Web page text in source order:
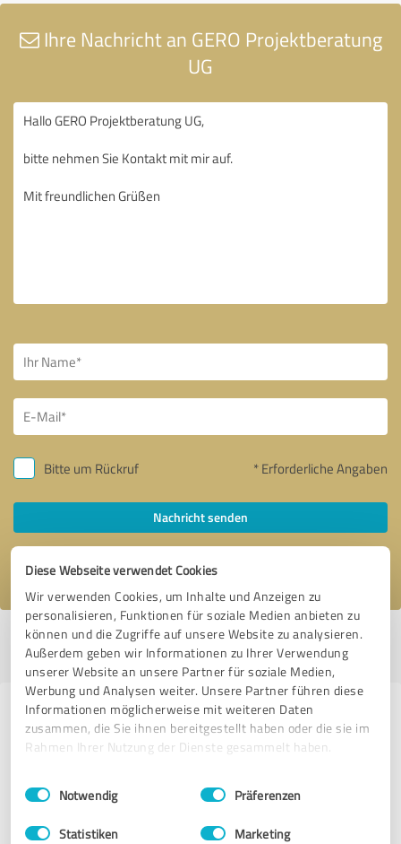
Diese Webseite verwendet Cookies
Wir verwenden Cookies, um Inhalte und Anzeigen zu
personalisieren, Funktionen für soziale Medien anbieten zu
können und die Zugriffe auf unsere Website zu analysieren.
Außerdem geben wir Informationen zu Ihrer Verwendung
unserer Website an unsere Partner für soziale Medien,
Werbung und Analysen weiter. Unsere Partner führen diese
Informationen möglicherweise mit weiteren Daten
zusammen, die Sie ihnen bereitgestellt haben oder die sie im
Rahmen Ihrer Nutzung der Dienste gesammelt haben.
Impressum Datenschutzbestimmungen
Einwilligungsauswahl
Notwendig Präferenzen
Statistiken Marketing
Ihre Nachricht an GERO Projektberatung
UG
Bitte um Rückruf * Erforderliche Angaben
Nachricht senden
Ich stimme den Datenschutzbestimmungen
Profil aktiv seit 23.03.2019 |Letzte Aktualisierung: 26.04.2019|Profil
melden
Erfahrungen zu weiteren
Anbietern aus dem Bereich